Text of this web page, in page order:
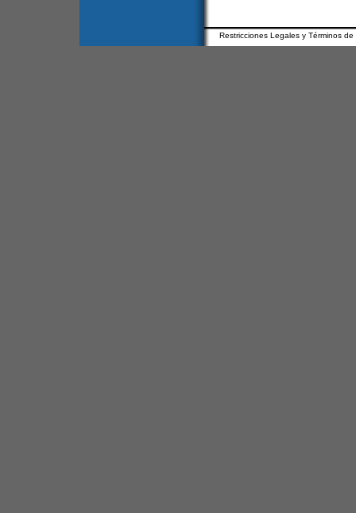
Restricciones Legales y Términos de